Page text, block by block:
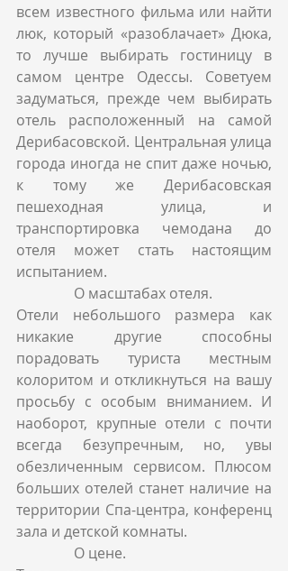
всем известного фильма или найти
люк, который «разоблачает» Дюка,
то лучше выбирать гостиницу в
самом центре Одессы. Советуем
задуматься, прежде чем выбирать
отель расположенный на самой
Дерибасовской. Центральная улица
города иногда не спит даже ночью,
к тому же Дерибасовская
пешеходная улица, и
транспортировка чемодана до
отеля может стать настоящим
испытанием.
                О масштабах отеля.
Отели небольшого размера как
никакие другие способны
порадовать туриста местным
колоритом и откликнуться на вашу
просьбу с особым вниманием. И
наоборот, крупные отели с почти
всегда безупречным, но, увы
обезличенным сервисом. Плюсом
больших отелей станет наличие на
территории Спа-центра, конференц
зала и детской комнаты.
                О цене.